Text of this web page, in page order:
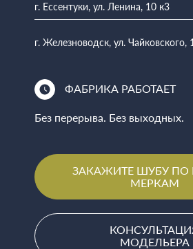
г. Ессентуки, ул. Ленина, 10 к3
г. Железноводск, ул. Чайковского,
ФАБРИКА РАБОТАЕТ
Без перерыва. Без выходных.
ЗАКАЖИТЕ ШУБУ
МЕРКАМ
МОДЕЛЬЕРА